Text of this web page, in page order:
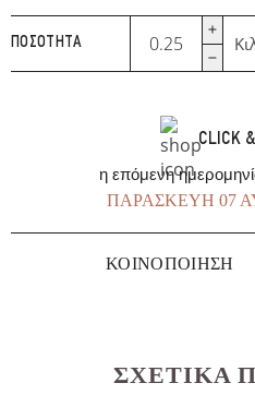
ΠΟΣΌΤΗΤΑ
Ρέγγα
Φιλέτο
ποσότητα
CLICK
η επόμενη
ΠΑΡΑΣΚΕΥΉ 07
ΚΟΙΝΟΠΟΊΗΣΗ
ΣΧΕΤΙΚΆ